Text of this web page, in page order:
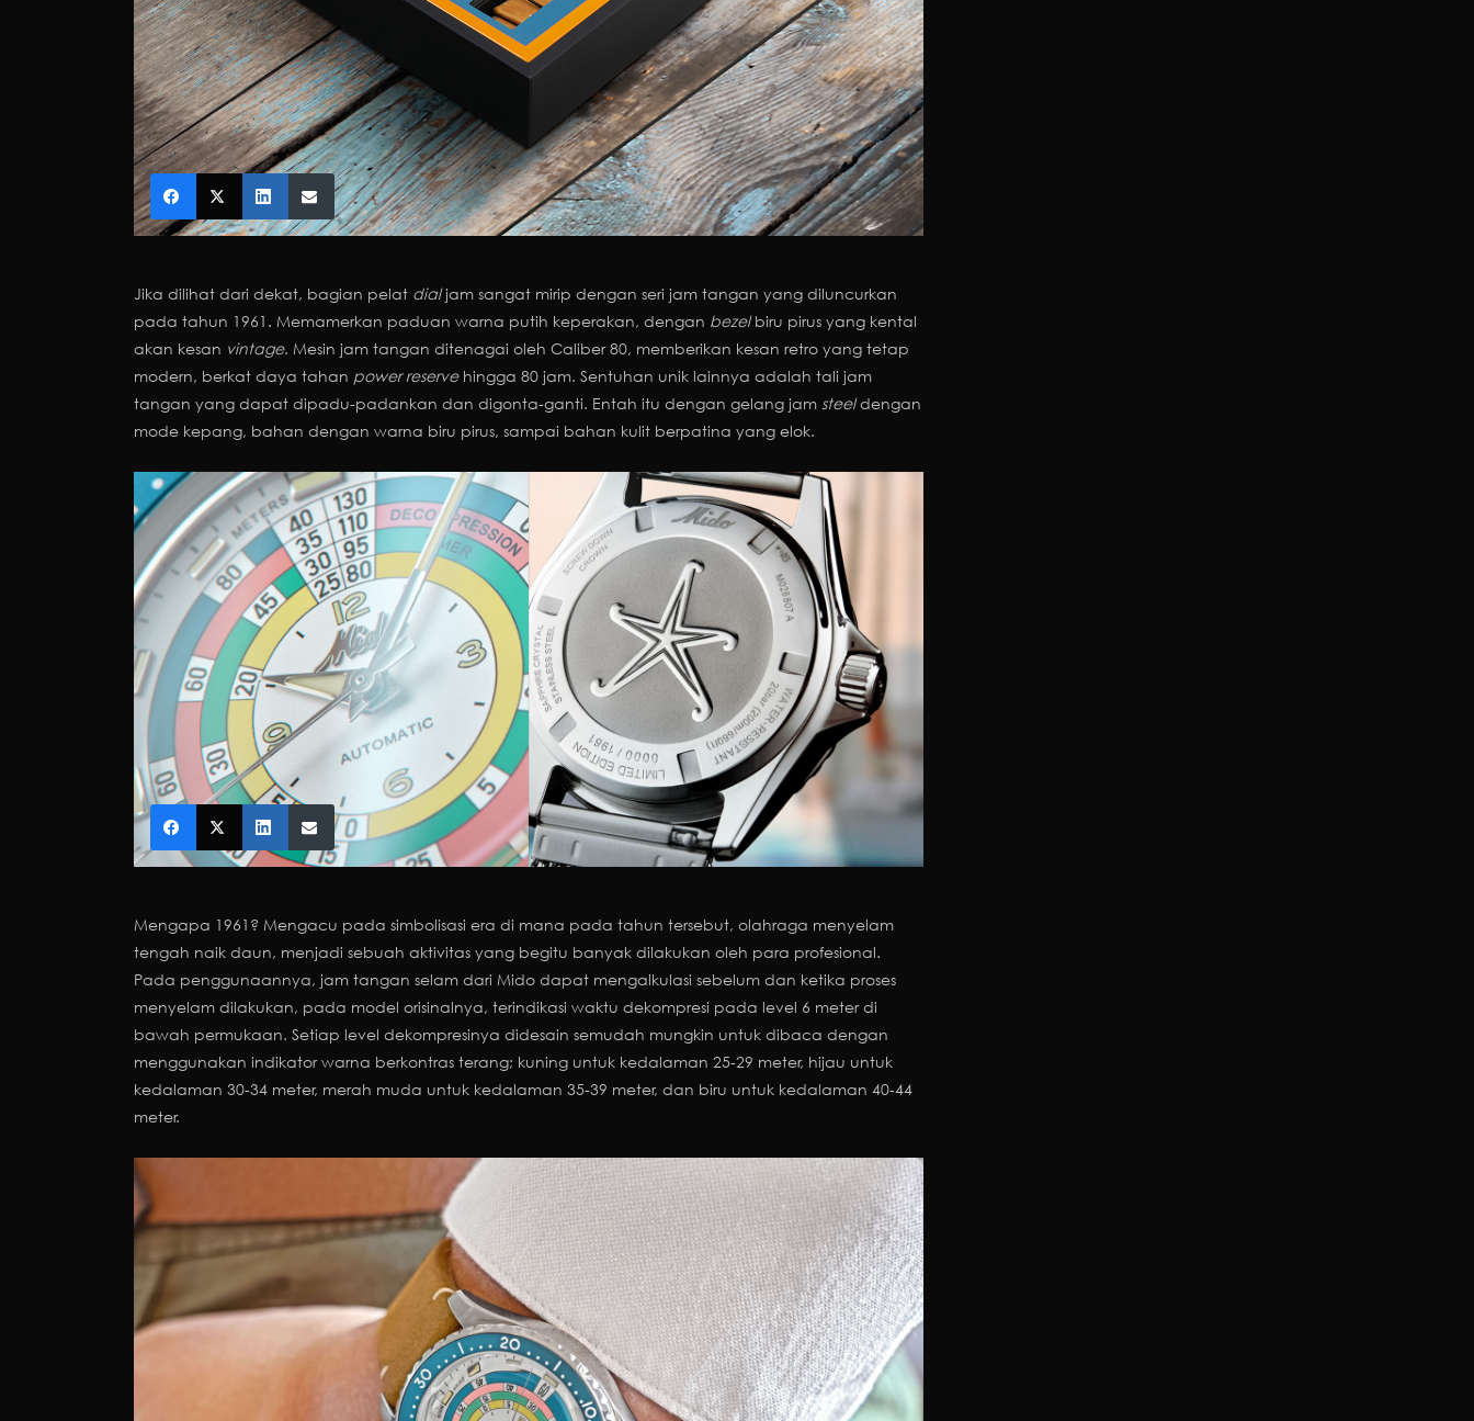
Jika dilihat dari dekat, bagian pelat dialjam sangat mirip dengan seri jam tangan yang diluncurkan
pada tahun 1961. Memamerkan paduan warna putih keperakan, dengan bezelbiru pirus yang kental
akan kesan vintage. Mesin jam tangan ditenagai oleh Caliber 80, memberikan kesan retro yang tetap
modern, berkat daya tahan power reservehingga 80 jam. Sentuhan unik lainnya adalah tali jam
tangan yang dapat dipadu-padankan dan digonta-ganti. Entah itu dengan gelang jam steeldengan
mode kepang, bahan dengan warna biru pirus, sampai bahan kulit berpatina yang elok.
Mengapa 1961? Mengacu pada simbolisasi era di mana pada tahun tersebut, olahraga menyelam
tengah naik daun, menjadi sebuah aktivitas yang begitu banyak dilakukan oleh para profesional.
Pada penggunaannya, jam tangan selam dari Mido dapat mengalkulasi sebelum dan ketika proses
menyelam dilakukan, pada model orisinalnya, terindikasi waktu dekompresi pada level 6 meter di
bawah permukaan. Setiap level dekompresinya didesain semudah mungkin untuk dibaca dengan
menggunakan indikator warna berkontras terang; kuning untuk kedalaman 25-29 meter, hijau untuk
kedalaman 30-34 meter, merah muda untuk kedalaman 35-39 meter, dan biru untuk kedalaman 40-44
meter.